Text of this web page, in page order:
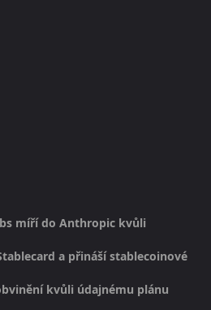
míří do Anthropic kvůli
a přináší stablecoinové
kvůli údajnému plánu